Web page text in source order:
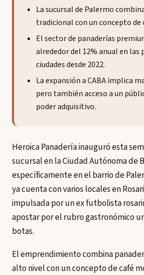
La sucursal de Palermo
tradicional con un concepto de
El sector de panaderías
alrededor del 12% anual en las
ciudades desde 2022.
La expansión a CABA implica
pero también acceso a un
poder adquisitivo.
Heroica Panadería inauguró esta
sucursal en la Ciudad Autónoma de
específicamente en el barrio de
ya cuenta con varios locales en
impulsada por un ex futbolista
apostar por el rubro gastronómico
botas.
El emprendimiento combina
alto nivel con un concepto de café